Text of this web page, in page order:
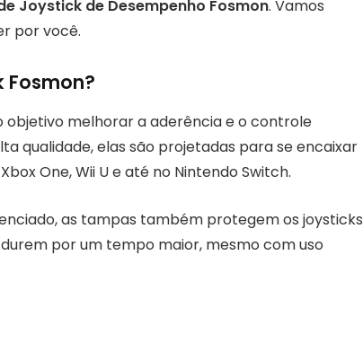
Joystick de Desempenho Fosmon. Vamos
por você.
Fosmon?
melhorar a aderência e o controle
qualidade, elas são projetadas para se encaixar
One, Wii U e até no Nintendo Switch.
as tampas também protegem os joysticks
por um tempo maior, mesmo com uso